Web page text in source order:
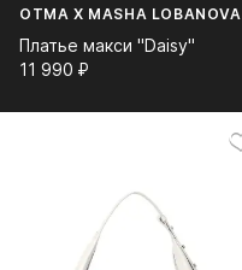
OTMA X MASHA LOBANOVA
Платье макси "Daisy"
11 990⁠ ⁠₽